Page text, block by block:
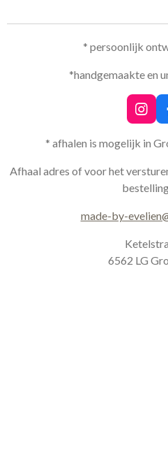
* persoonlijk
*handgemaakte en
I
n
s
a
r
m
* afhalen is mogelijk in
Afhaal adres of voor het
made-by-
6562 LG